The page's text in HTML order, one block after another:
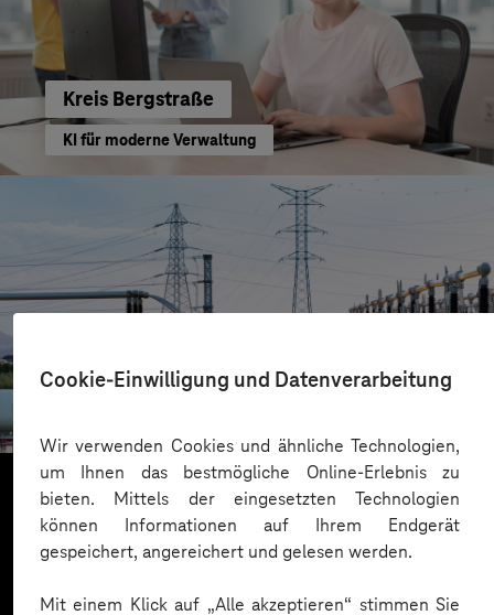
Cookie-Einwilligung und Datenverarbeitung
Wir verwenden Cookies und ähnliche Technologien,
um Ihnen das bestmögliche Online-Erlebnis zu
bieten. Mittels der eingesetzten Technologien
können Informationen auf Ihrem Endgerät
gespeichert, angereichert und gelesen werden.
Mit einem Klick auf „Alle akzeptieren“ stimmen Sie
Kreis Bergstraße
KI für moderne Verwaltung
HIGHVOLT Prüftechnik Dresden GmbH
Mehr laden